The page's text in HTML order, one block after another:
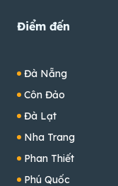
Điểm đến
Đà Nẵng
Côn Đảo
Đà Lạt
Nha Trang
Phan Thiết
Phú Quốc